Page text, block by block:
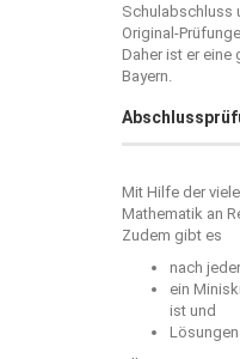
Schulabschluss
Original-
Daher ist er eine
Bayern.
Mit Hilfe der
Mathematik an
Zudem gibt es
nach
ein
ist und